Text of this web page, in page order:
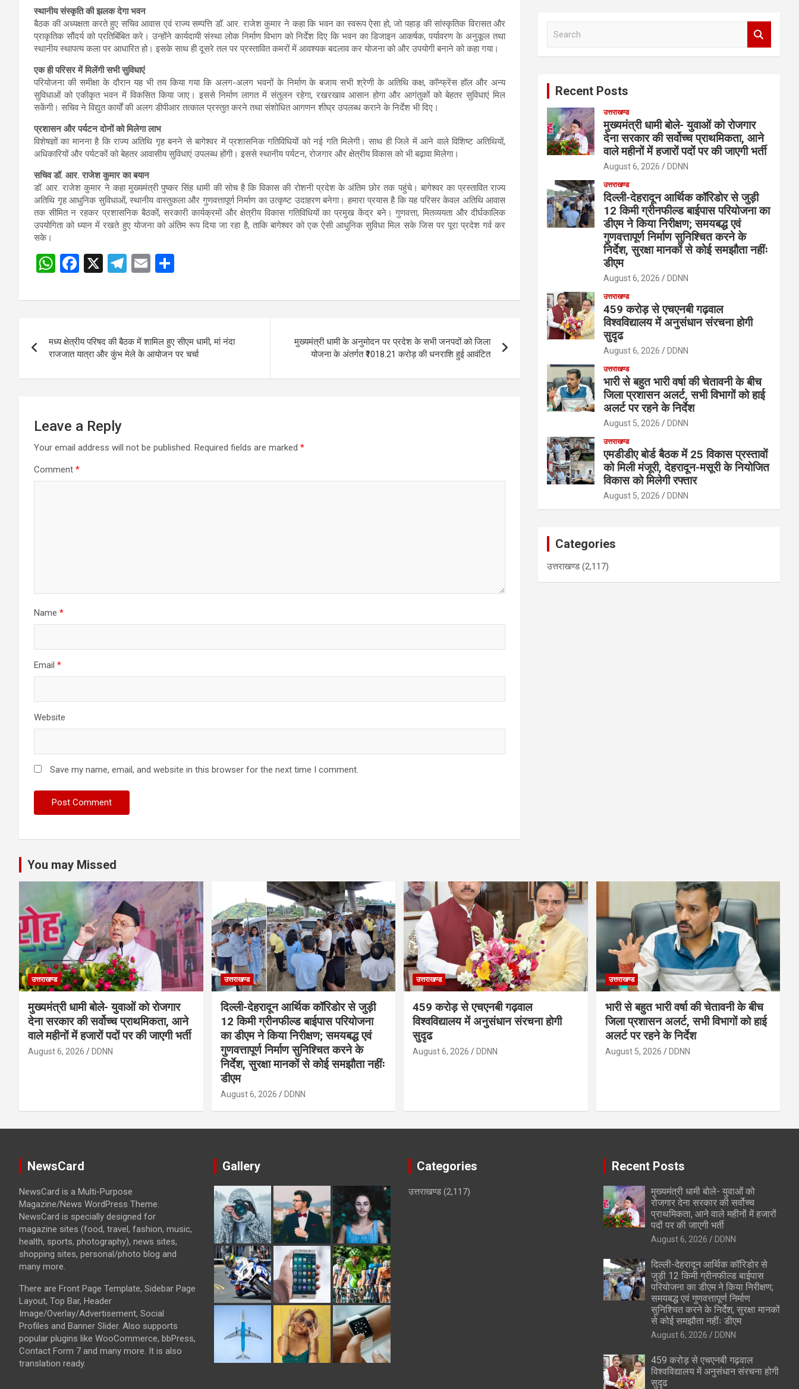
स्थानीय संस्कृति की झलक देगा भवन
बैठक की अध्यक्षता करते हुए सचिव आवास एवं राज्य सम्पत्ति डॉ. आर. राजेश कुमार ने कहा कि भवन का स्वरूप ऐसा हो, जो पहाड़ की सांस्कृतिक विरासत और
प्राकृतिक सौंदर्य को प्रतिबिंबित करे। उन्होंने कार्यदायी संस्था लोक निर्माण विभाग को निर्देश दिए कि भवन का डिजाइन आकर्षक, पर्यावरण के अनुकूल तथा
स्थानीय स्थापत्य कला पर आधारित हो। इसके साथ ही दूसरे तल पर प्रस्तावित कमरों में आवश्यक बदलाव कर योजना को और उपयोगी बनाने को कहा गया।
एक ही परिसर में मिलेंगी सभी सुविधाएं
परियोजना की समीक्षा के दौरान यह भी तय किया गया कि अलग-अलग भवनों के निर्माण के बजाय सभी श्रेणी के अतिथि कक्ष, कॉन्फ्रेंस हॉल और अन्य
सुविधाओं को एकीकृत भवन में विकसित किया जाए। इससे निर्माण लागत में संतुलन रहेगा, रखरखाव आसान होगा और आगंतुकों को बेहतर सुविधाएं मिल
सकेंगी। सचिव ने विद्युत कार्यों की अलग डीपीआर तत्काल प्रस्तुत करने तथा संशोधित आगणन शीघ्र उपलब्ध कराने के निर्देश भी दिए।
प्रशासन और पर्यटन दोनों को मिलेगा लाभ
विशेषज्ञों का मानना है कि राज्य अतिथि गृह बनने से बागेश्वर में प्रशासनिक गतिविधियों को नई गति मिलेगी। साथ ही जिले में आने वाले विशिष्ट अतिथियों,
अधिकारियों और पर्यटकों को बेहतर आवासीय सुविधाएं उपलब्ध होंगी। इससे स्थानीय पर्यटन, रोजगार और क्षेत्रीय विकास को भी बढ़ावा मिलेगा।
सचिव डॉ. आर. राजेश कुमार का बयान
डॉ. आर. राजेश कुमार ने कहा मुख्यमंत्री पुष्कर सिंह धामी की सोच है कि विकास की रोशनी प्रदेश के अंतिम छोर तक पहुंचे। बागेश्वर का प्रस्तावित राज्य
अतिथि गृह आधुनिक सुविधाओं, स्थानीय वास्तुकला और गुणवत्तापूर्ण निर्माण का उत्कृष्ट उदाहरण बनेगा। हमारा प्रयास है कि यह परिसर केवल अतिथि आवास
तक सीमित न रहकर प्रशासनिक बैठकों, सरकारी कार्यक्रमों और क्षेत्रीय विकास गतिविधियों का प्रमुख केंद्र बने। गुणवत्ता, मितव्ययता और दीर्घकालिक
उपयोगिता को ध्यान में रखते हुए योजना को अंतिम रूप दिया जा रहा है, ताकि बागेश्वर को एक ऐसी आधुनिक सुविधा मिल सके जिस पर पूरा प्रदेश गर्व कर
सके।
Post
W
at
A
p
p
F
ce
o
o
k
X
T
e
a
m
E
ail ar
navigation
मध्य क्षेत्रीय परिषद की बैठक में शामिल हुए सीएम धामी, मां नंदा
राजजात यात्रा और कुंभ मेले के आयोजन पर चर्चा
मुख्यमंत्री धामी के अनुमोदन पर प्रदेश के सभी जनपदों को जिला
योजना के अंतर्गत ₹1018.21 करोड़ की धनराशि हुई आवंटित
Leave a Reply
Your email address will not be published. Required fields are marked *
Comment *
Name *
Email *
Website
Save my name, email, and website in this browser for the next time I comment.
Recent Posts
उत्तराखण्ड
मुख्यमंत्री धामी बोले- युवाओं को रोजगार
देना सरकार की सर्वोच्च प्राथमिकता, आने
वाले महीनों में हजारों पदों पर की जाएगी भर्ती
August 6, 2026 DDNN
उत्तराखण्ड
दिल्ली-देहरादून आर्थिक कॉरिडोर से जुड़ी
12 किमी ग्रीनफील्ड बाईपास परियोजना का
डीएम ने किया निरीक्षण; समयबद्ध एवं
गुणवत्तापूर्ण निर्माण सुनिश्चित करने के
निर्देश, सुरक्षा मानकों से कोई समझौता नहींः
डीएम
August 6, 2026 DDNN
उत्तराखण्ड
459 करोड़ से एचएनबी गढ़वाल
विश्वविद्यालय में अनुसंधान संरचना होगी
सुदृढ
August 6, 2026 DDNN
उत्तराखण्ड
भारी से बहुत भारी वर्षा की चेतावनी के बीच
जिला प्रशासन अलर्ट, सभी विभागों को हाई
अलर्ट पर रहने के निर्देश
August 5, 2026 DDNN
उत्तराखण्ड
एमडीडीए बोर्ड बैठक में 25 विकास प्रस्तावों
को मिली मंजूरी, देहरादून-मसूरी के नियोजित
विकास को मिलेगी रफ्तार
August 5, 2026 DDNN
Categories
उत्तराखण्ड(2,117)
You may Missed
उत्तराखण्ड
मुख्यमंत्री धामी बोले- युवाओं को रोजगार
देना सरकार की सर्वोच्च प्राथमिकता, आने
वाले महीनों में हजारों पदों पर की जाएगी भर्ती
August 6, 2026 DDNN
उत्तराखण्ड
दिल्ली-देहरादून आर्थिक कॉरिडोर से जुड़ी
12 किमी ग्रीनफील्ड बाईपास परियोजना
का डीएम ने किया निरीक्षण; समयबद्ध एवं
गुणवत्तापूर्ण निर्माण सुनिश्चित करने के
निर्देश, सुरक्षा मानकों से कोई समझौता नहींः
डीएम
August 6, 2026 DDNN
उत्तराखण्ड
459 करोड़ से एचएनबी गढ़वाल
विश्वविद्यालय में अनुसंधान संरचना होगी
सुदृढ
August 6, 2026 DDNN
उत्तराखण्ड
भारी से बहुत भारी वर्षा की चेतावनी के बीच
जिला प्रशासन अलर्ट, सभी विभागों को हाई
अलर्ट पर रहने के निर्देश
August 5, 2026 DDNN
NewsCard
NewsCard is a Multi-Purpose
Magazine/News WordPress Theme.
NewsCard is specially designed for
magazine sites (food, travel, fashion, music,
health, sports, photography), news sites,
shopping sites, personal/photo blog and
many more.
There are Front Page Template, Sidebar Page
Layout, Top Bar, Header
Image/Overlay/Advertisement, Social
Profiles and Banner Slider. Also supports
popular plugins like WooCommerce, bbPress,
Contact Form 7 and many more. It is also
translation ready.
Gallery Categories
उत्तराखण्ड(2,117)
Recent Posts
मुख्यमंत्री धामी बोले- युवाओं को
रोजगार देना सरकार की सर्वोच्च
प्राथमिकता, आने वाले महीनों में हजारों
पदों पर की जाएगी भर्ती
August 6, 2026 DDNN
दिल्ली-देहरादून आर्थिक कॉरिडोर से
जुड़ी 12 किमी ग्रीनफील्ड बाईपास
परियोजना का डीएम ने किया निरीक्षण;
समयबद्ध एवं गुणवत्तापूर्ण निर्माण
सुनिश्चित करने के निर्देश, सुरक्षा मानकों
से कोई समझौता नहींः डीएम
August 6, 2026 DDNN
459 करोड़ से एचएनबी गढ़वाल
विश्वविद्यालय में अनुसंधान संरचना होगी
सुदृढ